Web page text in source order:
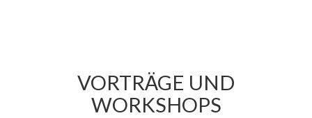
VORTRÄGE UND
WORKSHOPS